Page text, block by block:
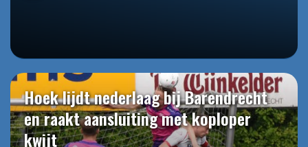
Hoek lijdt nederlaag bij Barendrecht
en raakt aansluiting met koploper
kwijt